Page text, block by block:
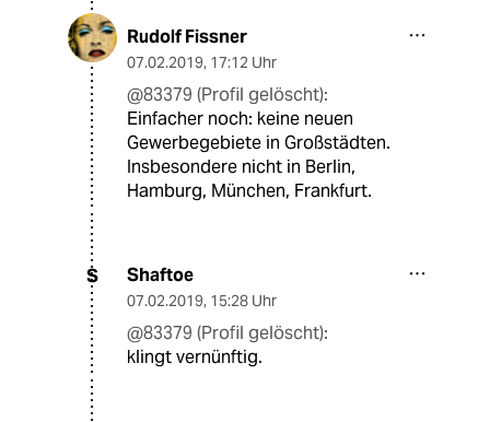
Rudolf Fissner
07.02.2019, 17:12 Uhr
@83379 (Profil gelöscht):
Einfacher noch: keine neuen
Gewerbegebiete in Großstädten.
Insbesondere nicht in Berlin,
Hamburg, München, Frankfurt.
S Shaftoe
07.02.2019, 15:28 Uhr
@83379 (Profil gelöscht):
klingt vernünftig.